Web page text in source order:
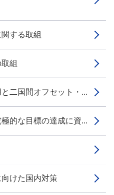
する取組
組
二国間オフセット・...
的な目標の達成に資...
けた国内対策